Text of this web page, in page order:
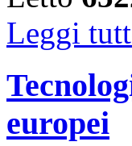
Leggi
europei